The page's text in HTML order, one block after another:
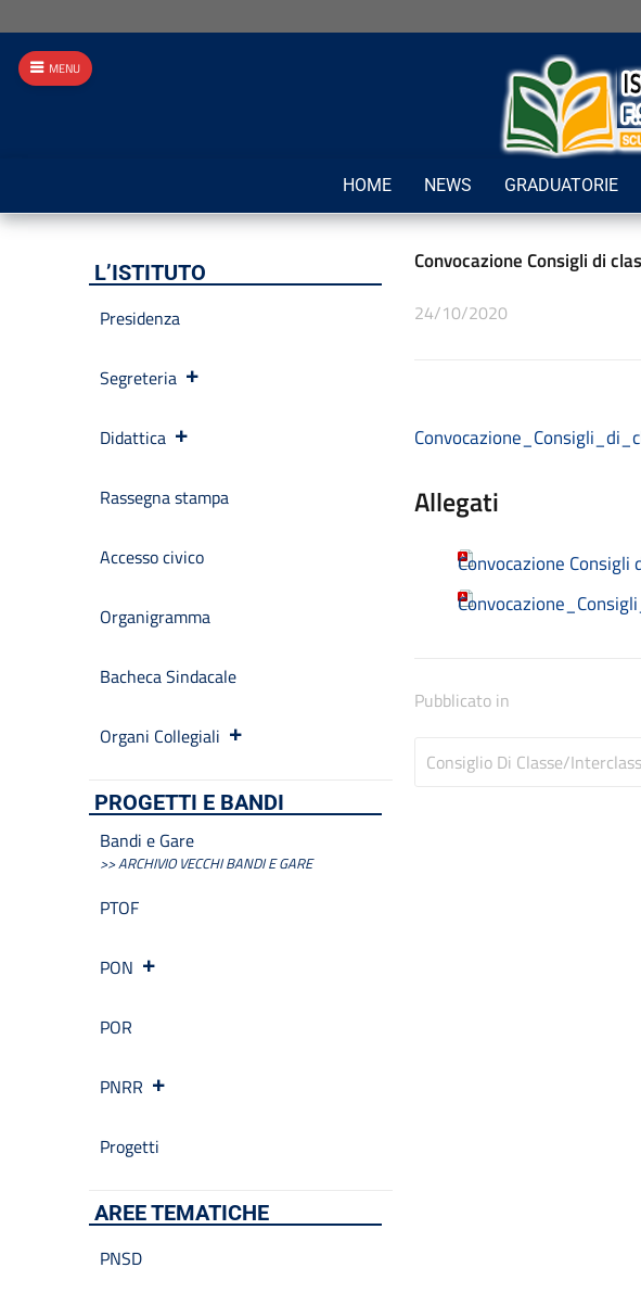
HOME NEWS GRADUATORIE
Convocazione Consigli di
24/10/2020
Allegati
Convocazione Consigli
Pubblicato in
Consiglio Di Classe/
L’ISTITUTO
Presidenza
Segreteria
Didattica
Rassegna stampa
Accesso civico
Organigramma
Bacheca Sindacale
Organi Collegiali
PROGETTI E BANDI
Bandi e Gare
>> ARCHIVIO VECCHI BANDI E GARE
PTOF
PON
POR
PNRR
Progetti
AREE TEMATICHE
PNSD
MENU